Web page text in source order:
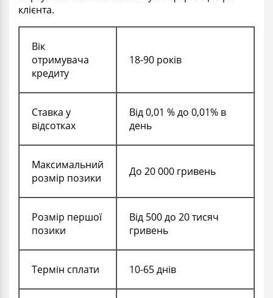
клієнта.
Вік
отримувача
кредиту
18-90 років
Ставка у
відсотках
Від 0,01 % до 0,01% в
день
Максимальний
розмір позики
До 20 000 гривень
Розмір першої
позики
Від 500 до 20 тисяч
гривень
Термін сплати 10-65 днів